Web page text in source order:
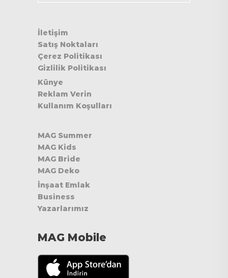
İletişim
Satış Noktaları
Çerez Politikası
Gizlilik Politikası
Künye
Reklam Verin
Kullanım Koşulları
MAG Summer
MAG Kids
MAG Bride
MAG Deko
İnşaat Emlak
Business
Yazarlarımız
MAG Mobile